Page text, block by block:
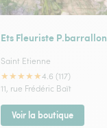
Ets Fleuriste P.barrallon
Saint Etienne
★★★★★4.6 (117)
11, rue Frédéric Baït
Voir la boutique